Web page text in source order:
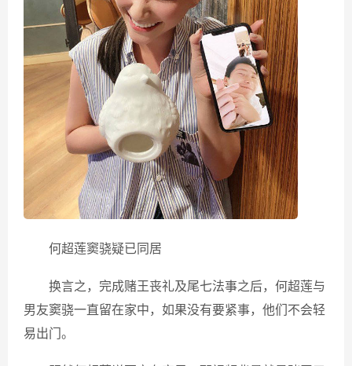
何超莲窦骁疑已同居
换言之，完成赌王丧礼及尾七法事之后，何超莲与
男友窦骁一直留在家中，如果没有要紧事，他们不会轻
易出门。